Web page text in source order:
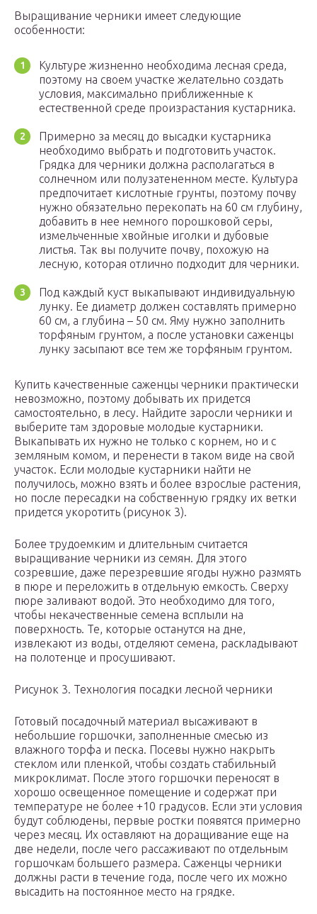
Выращивание черники имеет следующие
особенности:
Культуре жизненно необходима лесная среда,
поэтому на своем участке желательно создать
условия, максимально приближенные к
естественной среде произрастания кустарника.
Примерно за месяц до высадки кустарника
необходимо выбрать и подготовить участок.
Грядка для черники должна располагаться в
солнечном или полузатененном месте. Культура
предпочитает кислотные грунты, поэтому почву
нужно обязательно перекопать на 60 см глубину,
добавить в нее немного порошковой серы,
измельченные хвойные иголки и дубовые
листья. Так вы получите почву, похожую на
лесную, которая отлично подходит для черники.
Под каждый куст выкапывают индивидуальную
лунку. Ее диаметр должен составлять примерно
60 см, а глубина – 50 см. Яму нужно заполнить
торфяным грунтом, а после установки саженцы
лунку засыпают все тем же торфяным грунтом.
Купить качественные саженцы черники практически
невозможно, поэтому добывать их придется
самостоятельно, в лесу. Найдите заросли черники и
выберите там здоровые молодые кустарники.
Выкапывать их нужно не только с корнем, но и с
земляным комом, и перенести в таком виде на свой
участок. Если молодые кустарники найти не
получилось, можно взять и более взрослые растения,
но после пересадки на собственную грядку их ветки
придется укоротить (рисунок 3).
Более трудоемким и длительным считается
выращивание черники из семян. Для этого
созревшие, даже перезревшие ягоды нужно размять
в пюре и переложить в отдельную емкость. Сверху
пюре заливают водой. Это необходимо для того,
чтобы некачественные семена всплыли на
поверхность. Те, которые останутся на дне,
извлекают из воды, отделяют семена, раскладывают
на полотенце и просушивают.
Рисунок 3. Технология посадки лесной черники
Готовый посадочный материал высаживают в
небольшие горшочки, заполненные смесью из
влажного торфа и песка. Посевы нужно накрыть
стеклом или пленкой, чтобы создать стабильный
микроклимат. После этого горшочки переносят в
хорошо освещенное помещение и содержат при
температуре не более +10 градусов. Если эти условия
будут соблюдены, первые ростки появятся примерно
через месяц. Их оставляют на доращивание еще на
две недели, после чего рассаживают по отдельным
горшочкам большего размера. Саженцы черники
должны расти в течение года, после чего их можно
высадить на постоянное место на грядке.